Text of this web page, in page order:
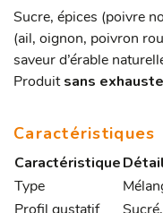
Sucre, épices (poivre
(ail, oignon, poivron
saveur d’érable
Produitsans
Caractéristiques
Caractéristique
Type